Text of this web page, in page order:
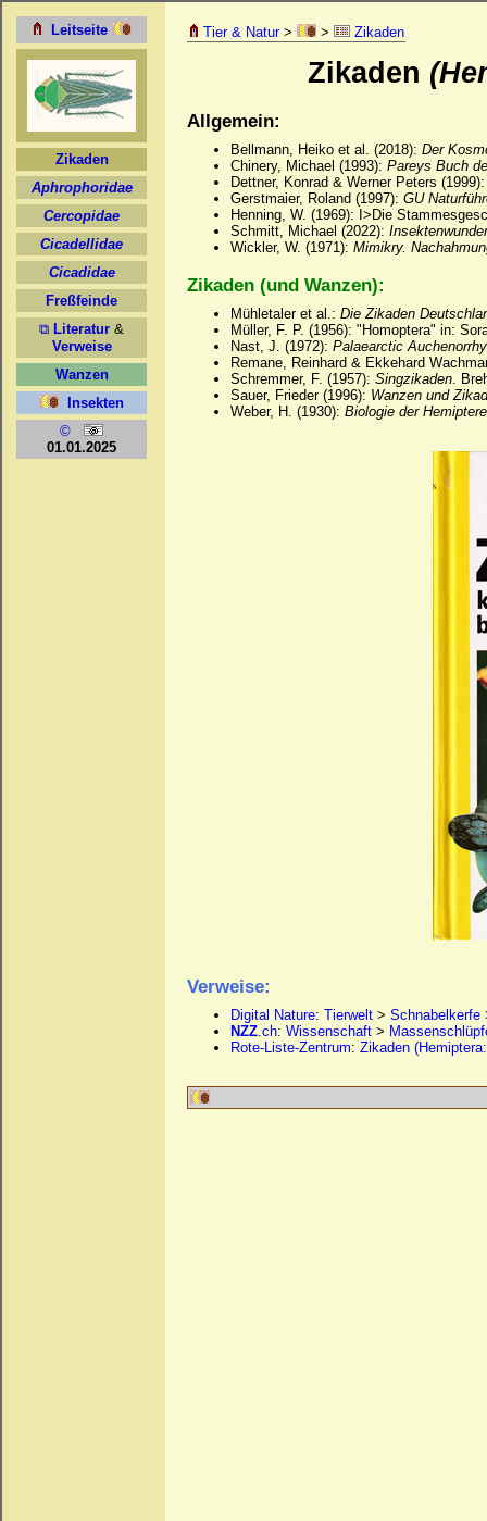
Tier & Natur> > Zikaden
Zikaden
Allgemein:
Bellmann, Heiko et al. (2018): Der
Chinery, Michael (1993): Pareys Buch
Dettner, Konrad & Werner Peters
Gerstmaier, Roland (1997): GU
Henning, W. (1969): I>Die
Schmitt, Michael (2022):
Wickler, W. (1971): Mimikry.
Zikaden (und Wanzen):
Mühletaler et al.: Die Zikaden
Müller, F. P. (1956): "Homoptera" in:
Nast, J. (1972): Palaearctic
Remane, Reinhard & Ekkehard
Schremmer, F. (1957): Singzikaden.
Sauer, Frieder (1996): Wanzen und
Weber, H. (1930): Biologie der
Verweise:
Digital Nature: Tierwelt > Schnabelkerfe
NZZ .ch: Wissenschaft >
Rote-Liste-Zentrum: Zikaden